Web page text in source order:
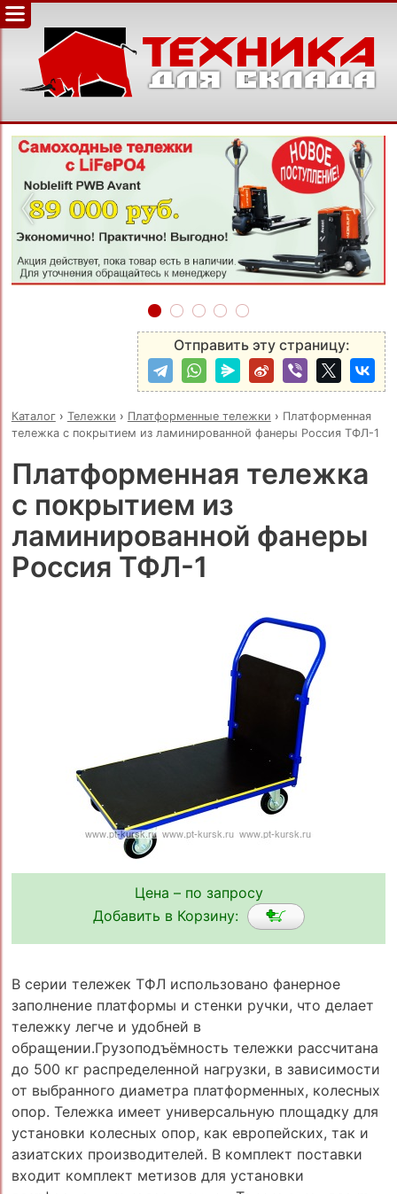
‹ ›
Отправить эту страницу:
Каталог› Тележки › Платформенные тележки › Платформенная
тележка с покрытием из ламинированной фанеры Россия ТФЛ-1
Платформенная тележка
с покрытием из
ламинированной фанеры
Россия ТФЛ-1
Цена – по запросу
Добавить в Корзину:
В серии тележек ТФЛ использовано фанерное
заполнение платформы и стенки ручки, что делает
тележку легче и удобней в
обращении.Грузоподъёмность тележки рассчитана
до 500 кг распределенной нагрузки, в зависимости
от выбранного диаметра платформенных, колесных
опор. Тележка имеет универсальную площадку для
установки колесных опор, как европейских, так и
азиатских производителей. В комплект поставки
входит комплект метизов для установки